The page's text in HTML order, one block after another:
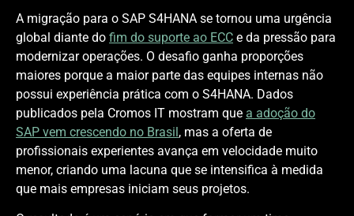
A migração para o SAP S4HANA se tornou uma urgência
global diante do fim do suporte ao ECC e da pressão para
modernizar operações. O desafio ganha proporções
maiores porque a maior parte das equipes internas não
possui experiência prática com o S4HANA. Dados
publicados pela Cromos IT mostram que a adoção do
SAP vem crescendo no Brasil, mas a oferta de
profissionais experientes avança em velocidade muito
menor, criando uma lacuna que se intensifica à medida
que mais empresas iniciam seus projetos.